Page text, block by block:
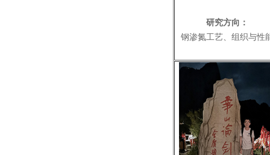
研究方向：
钢渗氮工艺、组织与性